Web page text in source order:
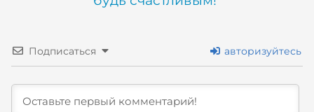
Подписаться авторизуйтесь